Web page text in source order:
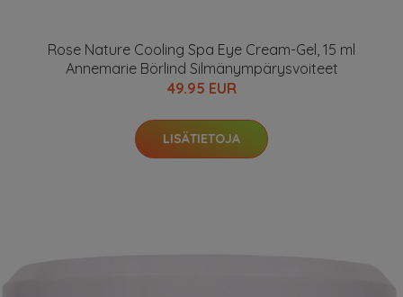
Rose Nature Cooling Spa Eye Cream-Gel, 15 ml
Annemarie Börlind Silmänympärysvoiteet
49.95 EUR
LISÄTIETOJA